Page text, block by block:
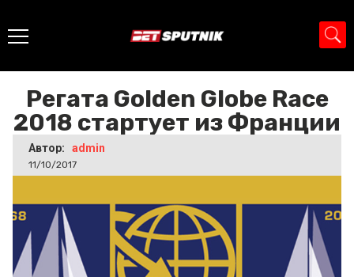
Регата Golden Globe Race
2018 стартует из Франции
Автор: admin
11/10/2017